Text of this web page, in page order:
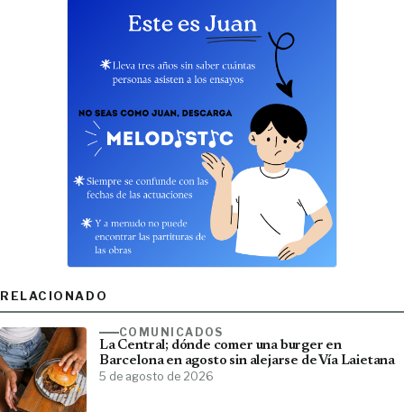
RELACIONADO
COMUNICADOS
La Central; dónde comer una burger en
Barcelona en agosto sin alejarse de Vía Laietana
5 de agosto de 2026